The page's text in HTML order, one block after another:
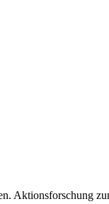
Aktionsforschung